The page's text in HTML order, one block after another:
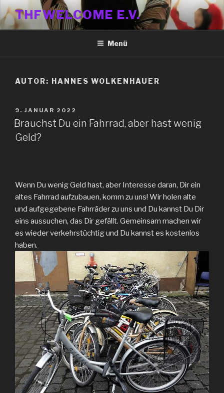
Zum
Inhalt
springen
THFWELCOME E.V.
Menü
AUTOR: HANNES WOLKENHAUER
VERÖFFENTLICHT
AM
9. JANUAR 2022
Brauchst Du ein Fahrrad, aber hast wenig
Geld?
Wenn Du wenig Geld hast, aber Interesse daran, Dir ein
altes Fahrrad aufzubauen, komm zu uns! Wir holen alte
und aufgegebene Fahrräder zu uns und Du kannst Du Dir
eins aussuchen, das Dir gefällt. Gemeinsam machen wir
es wieder verkehrstüchtig und Du kannst es kostenlos
haben.